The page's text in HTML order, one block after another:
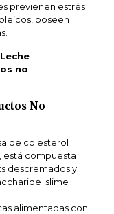
previenen estrés
poseen
no
No
de colesterol
está compuesta
descremados y
slime
alimentadas con